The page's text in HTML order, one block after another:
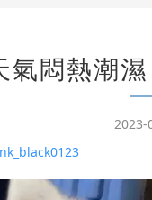
氣悶熱潮
2023-